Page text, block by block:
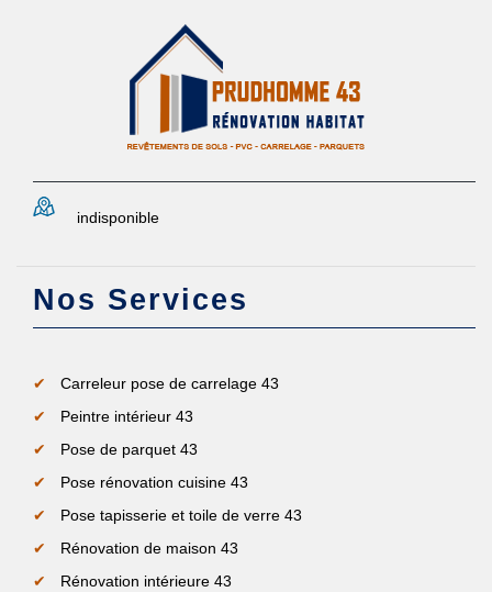
indisponible
Nos Services
Carreleur pose de carrelage 43
Peintre intérieur 43
Pose de parquet 43
Pose rénovation cuisine 43
Pose tapisserie et toile de verre 43
Rénovation de maison 43
Rénovation intérieure 43